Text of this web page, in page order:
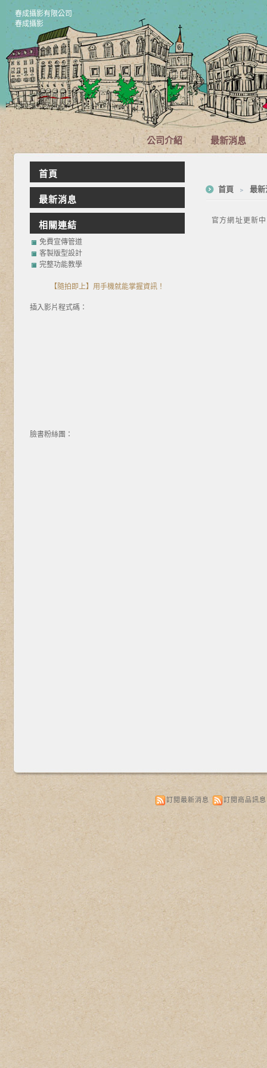
春成攝影有限公司
春成攝影
公司介紹 最新消息
首頁 ﹥ 最新
官方網址更新
首頁
最新消息
相關連結
免費宣傳管道
客製版型設計
完整功能教學
【隨拍即上】用手機就能掌握資訊！
插入影片程式碼：
臉書粉絲團：
訂閱最新消息 訂閱商品訊息